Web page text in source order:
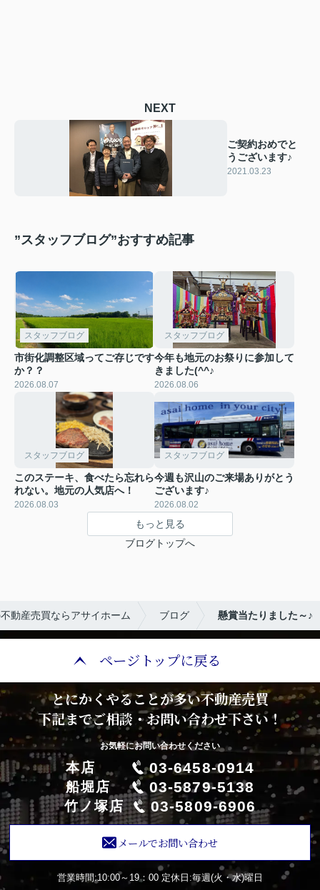
NEXT
ご契約おめでと
うございます♪
2021.03.23
”スタッフブログ”おすすめ記事
スタッフブログ
市街化調整区域ってご存じです
か？？
2026.08.07
スタッフブログ
今年も地元のお祭りに参加して
きました(^^♪
2026.08.06
スタッフブログ
このステーキ、食べたら忘れら
れない。地元の人気店へ！
2026.08.03
スタッフブログ
今週も沢山のご来場ありがとう
ございます♪
2026.08.02
もっと見る
ブログトップへ
動産売買ならアサイホーム ブログ 懸賞当たりました～♪
ページトップに戻る
とにかくやることが多い不動産売買
下記までご相談・お問い合わせ下さい！
お気軽にお問い合わせください
本店 03-6458-0914
船堀店 03-5879-5138
竹ノ塚店 03-5809-6906
メールでお問い合わせ
営業時間:10:00～19：00 定休日:毎週(火・水)曜日